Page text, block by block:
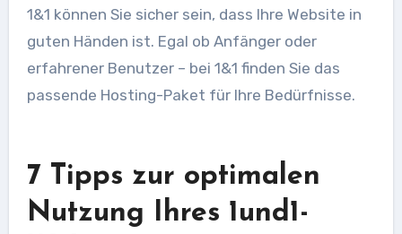
1&1 können Sie sicher sein, dass Ihre Website in
guten Händen ist. Egal ob Anfänger oder
erfahrener Benutzer – bei 1&1 finden Sie das
passende Hosting-Paket für Ihre Bedürfnisse.
7 Tipps zur optimalen
Nutzung Ihres 1und1-